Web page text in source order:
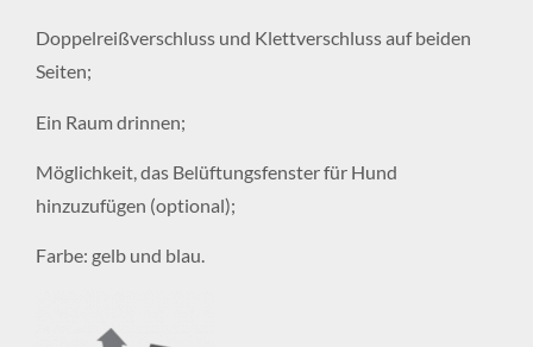
Doppelreißverschluss und Klettverschluss auf beiden
Seiten;
Ein Raum drinnen;
Möglichkeit, das Belüftungsfenster für Hund
hinzuzufügen (optional);
Farbe: gelb und blau.